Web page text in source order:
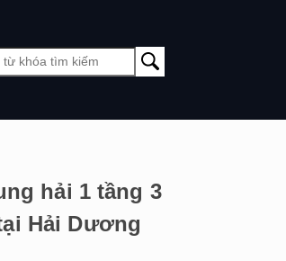
hải 1 tầng 3
Hải Dương